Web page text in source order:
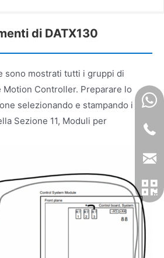
di DATX130
sono mostrati tutti i gruppi di
Controller. Preparare lo
selezionando e stampando i
Sezione 11, Moduli per